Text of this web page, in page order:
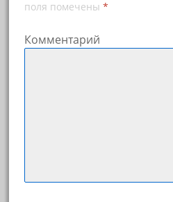
поля помечены *
Комментарий